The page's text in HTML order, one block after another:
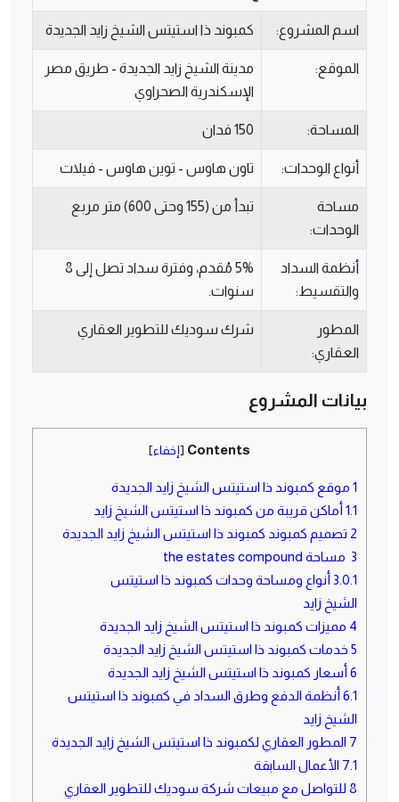
اسم المشروع: كمبوند ذا استيتس الشيخ زايد الجديدة
الموقع:
مدينة الشيخ زايد الجديدة - طريق مصر
الإسكندرية الصحراوي
المساحة: 150 فدان
أنواع الوحدات: تاون هاوس - توين هاوس - فيلات
مساحة
الوحدات:
تبدأ من (155 وحتى 600) متر مربع
أنظمة السداد
والتقسيط:
5% مُقدم، وفترة سداد تصل إلى 8
سنوات.
المطور
العقاري:
شرك سوديك للتطوير العقاري
بيانات المشروع
Contents
[إخفاء]
1 موقع كمبوند ذا استيتس الشيخ زايد الجديدة
1.1 أماكن قريبة من كمبوند ذا استيتس الشيخ زايد
2 تصميم كمبوند كمبوند ذا استيتس الشيخ زايد الجديدة
3 مساحة the estates compound
3.0.1 أنواع ومساحة وحدات كمبوند ذا استيتس
الشيخ زايد
4 مميزات كمبوند ذا استيتس الشيخ زايد الجديدة
5 خدمات كمبوند ذا استيتس الشيخ زايد الجديدة
6 أسعار كمبوند ذا استيتس الشيخ زايد الجديدة
6.1 أنظمة الدفع وطرق السداد في كمبوند ذا استيتس
الشيخ زايد
7 المطور العقاري لكمبوند ذا استيتس الشيخ زايد الجديدة
7.1 الأعمال السابقة
8 للتواصل مع مبيعات شركة سوديك للتطوير العقاري